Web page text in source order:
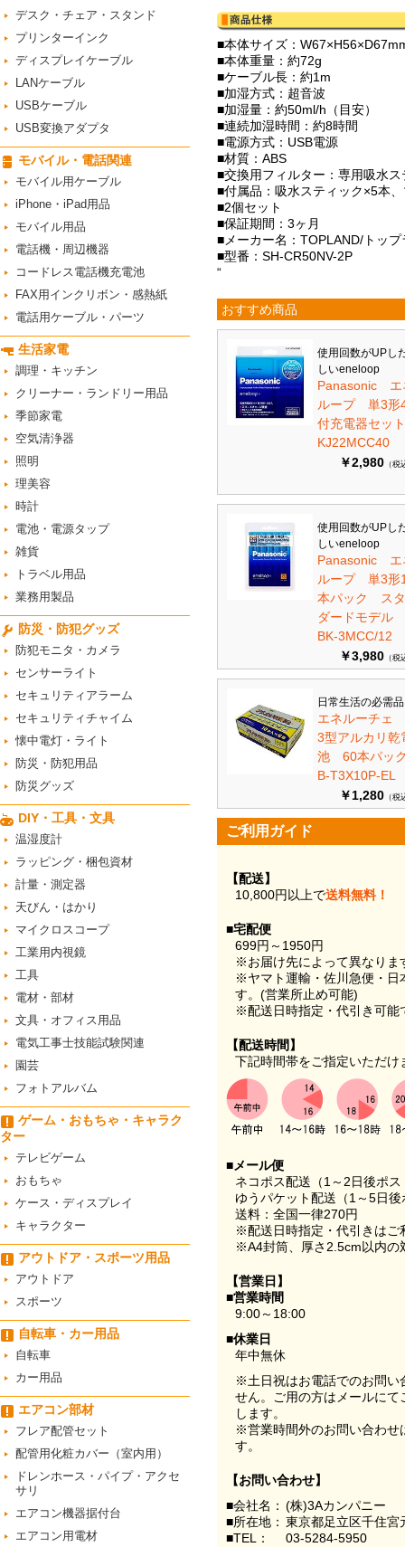
デスク・チェア・スタンド
プリンターインク
ディスプレイケーブル
LANケーブル
USBケーブル
USB変換アダプタ
モバイル・電話関連
モバイル用ケーブル
iPhone・iPad用品
モバイル用品
電話機・周辺機器
コードレス電話機充電池
FAX用インクリボン・感熱紙
電話用ケーブル・パーツ
生活家電
調理・キッチン
クリーナー・ランドリー用品
季節家電
空気清浄器
照明
理美容
時計
電池・電源タップ
雑貨
トラベル用品
業務用製品
防災・防犯グッズ
防犯モニタ・カメラ
センサーライト
セキュリティアラーム
セキュリティチャイム
懐中電灯・ライト
防災・防犯用品
防災グッズ
DIY・工具・文具
温湿度計
ラッピング・梱包資材
計量・測定器
天びん・はかり
マイクロスコープ
工業用内視鏡
工具
電材・部材
文具・オフィス用品
電気工事士技能試験関連
園芸
フォトアルバム
ゲーム・おもちゃ・キャラク
ター
テレビゲーム
おもちゃ
ケース・ディスプレイ
キャラクター
アウトドア・スポーツ用品
アウトドア
スポーツ
自転車・カー用品
自転車
カー用品
エアコン部材
フレア配管セット
配管用化粧カバー（室内用）
ドレンホース・パイプ・アクセ
サリ
エアコン機器据付台
エアコン用電材
■本体サイズ：
■本体重量：約72g
■ケーブル長：約1m
■加湿方式：超音波
■加湿量：約50ml/h（目安）
■連続加湿時間：約8時間
■電源方式：USB電源
■材質：ABS
■交換用フィルター：専用吸水
■付属品：吸水スティック×5本
■2個セット
■保証期間：3ヶ月
■メーカー名：TOPLAND/トップ
■型番：SH-CR50NV-2P
“
おすすめ商品
使用回数がUPし
しいeneloop
Panasonic エ
ループ 単3形
付充電器セッ
KJ22MCC40
￥2,980 （税
使用回数がUPし
しいeneloop
Panasonic エ
ループ 単3形
本パック ス
ダードモデル
BK-3MCC/12
￥3,980 （税
日常生活の必需
エネルーチェ
3型アルカリ乾
池 60本パ
B-T3X10P-EL
￥1,280 （税
ご利用ガイド
【配送】
10,800円以上で送料無料！
■宅配便
699円～1950円
※お届け先によって異なりま
※ヤマト運輸・佐川急便・日
す。(営業所止め可能)
※配送日時指定・代引き可能
【配送時間】
下記時間帯をご指定いただけ
■メール便
ネコポス配送（1～2日後ポ
ゆうパケット配送（1～5日
送料：全国一律270円
※配送日時指定・代引きはご
※A4封筒、厚さ2.5cm以内の
【営業日】
■営業時間
9:00～18:00
■休業日
年中無休
※土日祝はお電話でのお問い
せん。ご用の方はメールに
します。
※営業時間外のお問い合わせ
す。
【お問い合わせ】
■会社名： (株)3Aカンパニー
■所在地： 東京都足立区千住
■TEL：
03-5284-5950